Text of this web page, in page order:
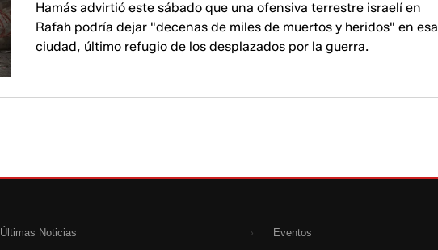
Hamás advirtió este sábado que una ofensiva terrestre israelí en
Rafah podría dejar "decenas de miles de muertos y heridos" en esa
ciudad, último refugio de los desplazados por la guerra.​​​
Últimas Noticias › Eventos